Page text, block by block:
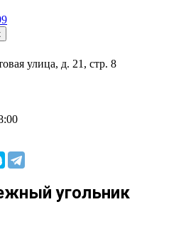
улица, д. 21, стр. 8
угольник